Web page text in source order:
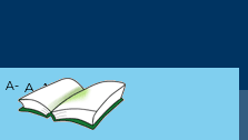
A- A A+